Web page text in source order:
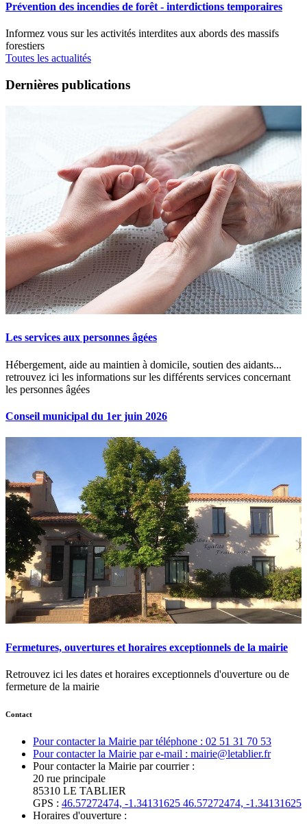
Prévention des incendies de forêt - interdictions temporaires
Informez vous sur les activités interdites aux abords des massifs
forestiers
Toutes les actualités
Dernières publications
Les services aux personnes âgées
Hébergement, aide au maintien à domicile, soutien des aidants...
retrouvez ici les informations sur les différents services concernant
les personnes âgées
Conseil municipal du 1er juin 2026
Fermetures, ouvertures et horaires exceptionnels de la mairie
Retrouvez ici les dates et horaires exceptionnels d'ouverture ou de
fermeture de la mairie
Contact
Pour contacter la Mairie par téléphone : 02 51 31 70 53
Pour contacter la Mairie par e-mail : mairie@letablier.fr
Pour contacter la Mairie par courrier :
20 rue principale
85310 LE TABLIER
GPS : 46.57272474, -1.34131625 46.57272474, -1.34131625
Horaires d'ouverture :